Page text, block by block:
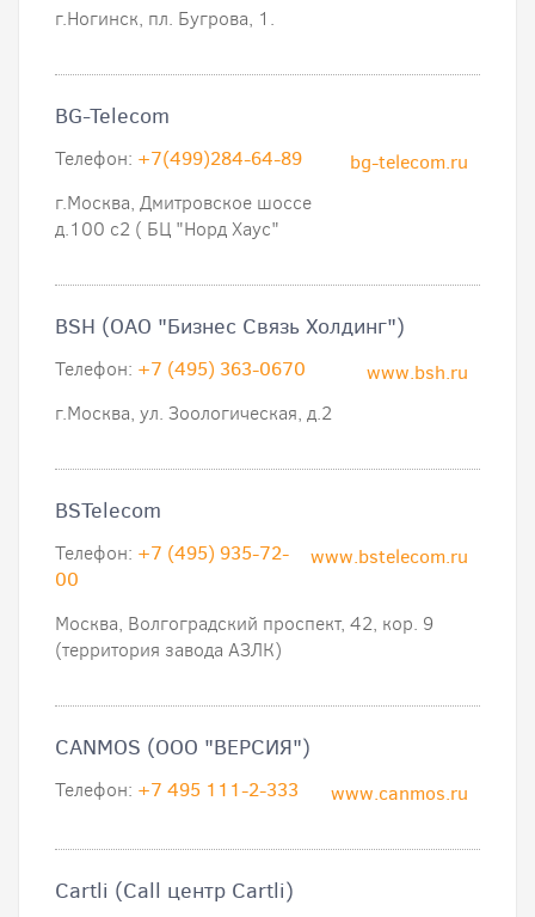
г.Ногинск, пл. Бугрова, 1.
BG-Telecom
bg-telecom.ru
Телефон: +7(499)284-64-89
г.Москва, Дмитровское шоссе
д.100 с2 ( БЦ "Норд Хаус"
BSH (ОАО "Бизнес Связь Холдинг")
www.bsh.ru
Телефон: +7 (495) 363-0670
г.Москва, ул. Зоологическая, д.2
BSTelecom
www.bstelecom.ru
Телефон: +7 (495) 935-72-
00
Москва, Волгоградский проспект, 42, кор. 9
(территория завода АЗЛК)
CANMOS (ООО "ВЕРСИЯ")
www.canmos.ru
Телефон: +7 495 111-2-333
Cartli (Call центр Cartli)